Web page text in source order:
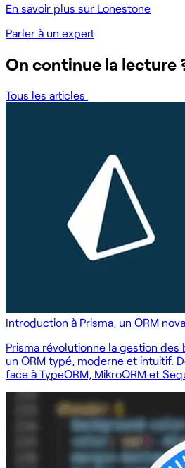
En savoir plus sur Lonestone
Parler à un expert
On continue la lecture
Tous les articles
Introduction à Prisma, un ORM
Prisma révolutionne la gestion des
un ORM typé, moderne et intuitif.
face à TypeORM, MikroORM et